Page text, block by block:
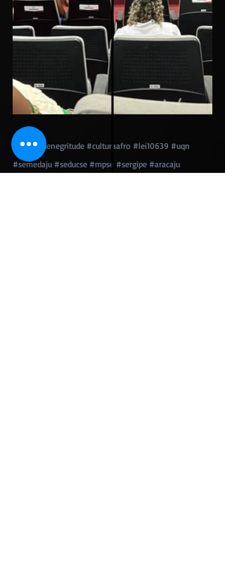
#umquedenegritude #culturaafro #lei10639 #uqn
#semedaju #seducse #mpse #sergipe #aracaju